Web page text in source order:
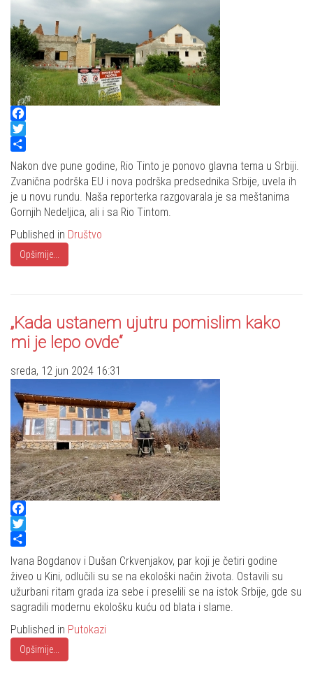
Facebook
Twitter
Share
Nakon dve pune godine, Rio Tinto je ponovo glavna tema u Srbiji.
Zvanična podrška EU i nova podrška predsednika Srbije, uvela ih
je u novu rundu. Naša reporterka razgovarala je sa meštanima
Gornjih Nedeljica, ali i sa Rio Tintom.
Published in Društvo
Opširnije...
„Kada ustanem ujutru pomislim kako
mi je lepo ovde“
sreda, 12 jun 2024 16:31
Facebook
Twitter
Share
Ivana Bogdanov i Dušan Crkvenjakov, par koji je četiri godine
živeo u Kini, odlučili su se na ekološki način života. Ostavili su
užurbani ritam grada iza sebe i preselili se na istok Srbije, gde su
sagradili modernu ekološku kuću od blata i slame.
Published in Putokazi
Opširnije...